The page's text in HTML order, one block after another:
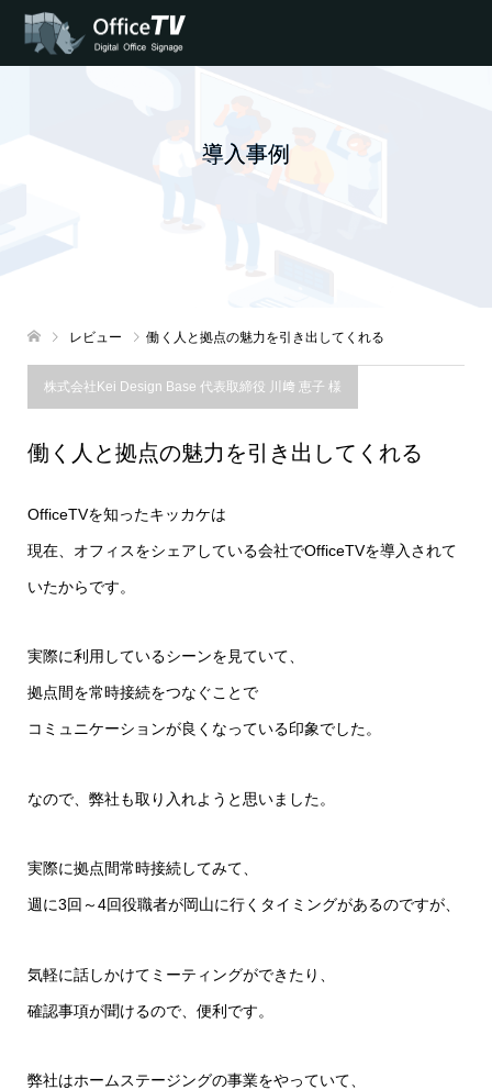
導入事例
レビュー 働く人と拠点の魅力を引き出してくれる
株式会社Kei Design Base 代表取締役 川﨑 恵子 様
働く人と拠点の魅力を引き出してくれる
OfficeTVを知ったキッカケは
現在、オフィスをシェアしている会社でOfficeTVを導入されて
いたからです。
実際に利用しているシーンを見ていて、
拠点間を常時接続をつなぐことで
コミュニケーションが良くなっている印象でした。
なので、弊社も取り入れようと思いました。
実際に拠点間常時接続してみて、
週に3回～4回役職者が岡山に行くタイミングがあるのですが、
気軽に話しかけてミーティングができたり、
確認事項が聞けるので、便利です。
弊社はホームステージングの事業をやっていて、